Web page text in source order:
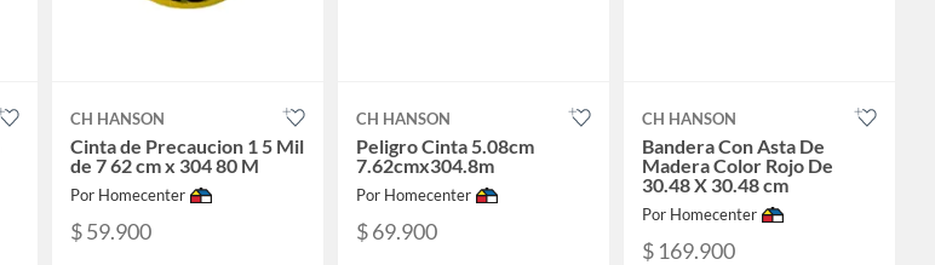
CH HANSON
Cinta de Precaucion 1 5 Mil
de 7 62 cm x 304 80 M
Por Homecenter
$ 59.900
CH HANSON
Peligro Cinta 5.08cm
7.62cmx304.8m
Por Homecenter
$ 69.900
CH HANSON
Bandera Con Asta De
Madera Color Rojo De
30.48 X 30.48 cm
Por Homecenter
$ 169.900